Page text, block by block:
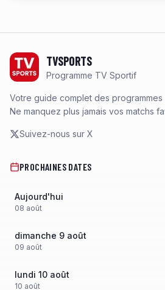
TVSPORTS
Programme TV Sportif
Votre guide complet des
Ne manquez plus jamais vos matchs
Suivez-nous sur X
PROCHAINES DATES
Aujourd'hui
08 août
dimanche 9 août
09 août
lundi 10 août
10 août